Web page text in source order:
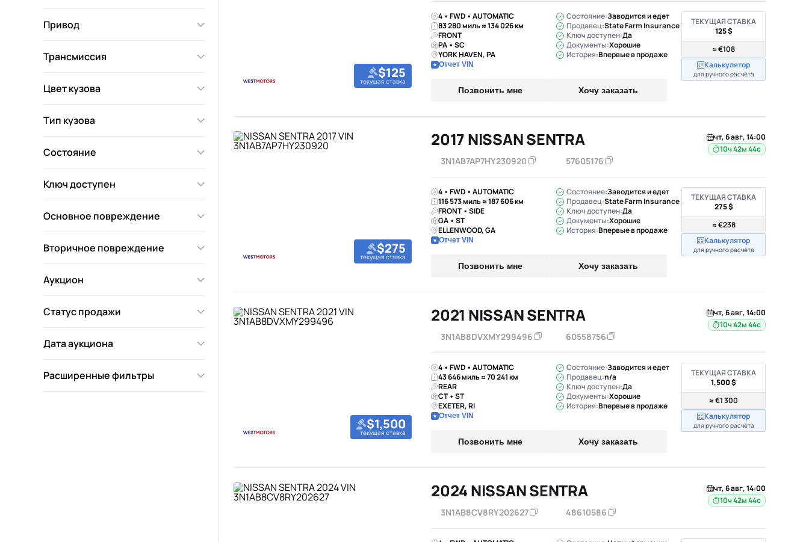
Привод
Трансмиссия
Цвет кузова
Тип кузова
Состояние
Ключ доступен
Основное повреждение
Вторичное повреждение
Аукцион
Статус продажи
Дата аукциона
Расширенные фильтры
$125
текущая ставка
4 • FWD • AUTOMATIC
83 280 миль ≈ 134 026 км
FRONT
PA • SC
YORK HAVEN, PA
Отчет VIN
Состояние:Заводится и едет
Продавец:State Farm Insurance
Ключ доступен:Да
Документы:Хорошие
История:Впервые в продаже
Позвонить мне Хочу заказать
ТЕКУЩАЯ СТАВКА
125 $
≈ €108
Калькулятор
для ручного расчёта
$275
текущая ставка
2017 NISSAN SENTRA
3N1AB7AP7HY230920 57605176
чт, 6 авг, 14:00
10ч 42м 43с
4 • FWD • AUTOMATIC
116 573 миль ≈ 187 606 км
FRONT • SIDE
GA • ST
ELLENWOOD, GA
Отчет VIN
Состояние:Заводится и едет
Продавец:State Farm Insurance
Ключ доступен:Да
Документы:Хорошие
История:Впервые в продаже
Позвонить мне Хочу заказать
ТЕКУЩАЯ СТАВКА
275 $
≈ €238
Калькулятор
для ручного расчёта
$1,500
текущая ставка
2021 NISSAN SENTRA
3N1AB8DVXMY299496 60558756
чт, 6 авг, 14:00
10ч 42м 43с
4 • FWD • AUTOMATIC
43 646 миль ≈ 70 241 км
REAR
CT • ST
EXETER, RI
Отчет VIN
Состояние:Заводится и едет
Продавец:n/a
Ключ доступен:Да
Документы:Хорошие
История:Впервые в продаже
Позвонить мне Хочу заказать
ТЕКУЩАЯ СТАВКА
1,500 $
≈ €1 300
Калькулятор
для ручного расчёта
2024 NISSAN SENTRA
3N1AB8CV8RY202627 48610586
чт, 6 авг, 14:00
10ч 42м 43с